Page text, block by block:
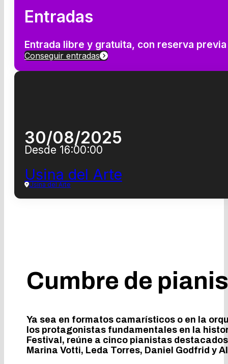
Entradas
Entrada libre y gratuita, con reserva
Conseguir entradas
30/08/2025
Desde 16:00:00
Usina del Arte
Usina del Arte
Cumbre de
Ya sea en formatos camarísticos o en la
los protagonistas fundamentales en la
Festival, reúne a cinco pianistas
Marina Votti, Leda Torres, Daniel Godfrid y